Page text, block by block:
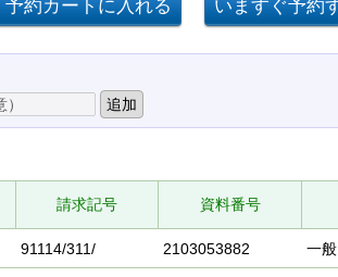
請求記号 資料番号
91114/311/ 2103053882 一般